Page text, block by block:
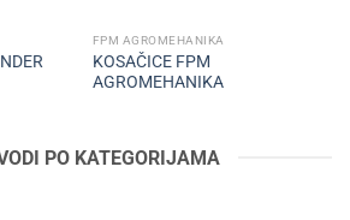
FPM AGROMEHANIKA
KOSAČICE FPM
AGROMEHANIKA
PO KATEGORIJAMA